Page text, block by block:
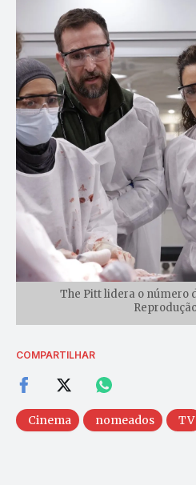
The Pitt lidera o número
COMPARTILHAR
Cinema nomeados TV